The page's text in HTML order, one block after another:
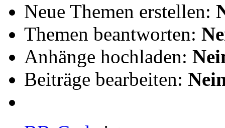
Neue Themen erstellen:
Themen beantworten:
Anhänge hochladen:
Beiträge bearbeiten: